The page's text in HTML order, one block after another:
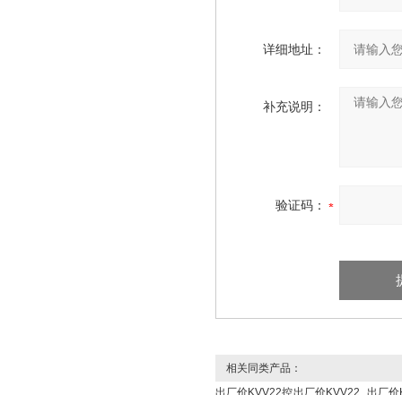
详细地址：
补充说明：
验证码：
相关同类产品：
出厂价KVV22控出厂价KVV22
出厂